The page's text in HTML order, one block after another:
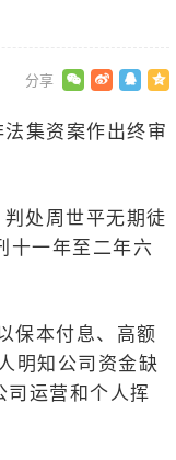
集资案作出终审
处周世平无期徒
十一年至二年六
保本付息、高额
明知公司资金缺
司运营和个人挥